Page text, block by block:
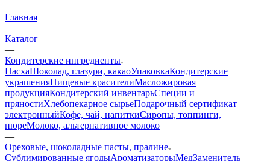
Главная
—
Каталог
—
Кондитерские ингредиенты
ПасхаШоколад, глазури, какаоУпаковкаКондитерские
украшенияПищевые красителиМасложировая
продукцияКондитерский инвентарьСпеции и
пряностиХлебопекарное сырьеПодарочный сертификат
электронныйКофе, чай, напиткиСиропы, топпинги,
пюреМолоко, альтернативное молоко
—
Ореховые, шоколадные пасты, пралине
Сублимированные ягодыАроматизаторыМедЗаменитель